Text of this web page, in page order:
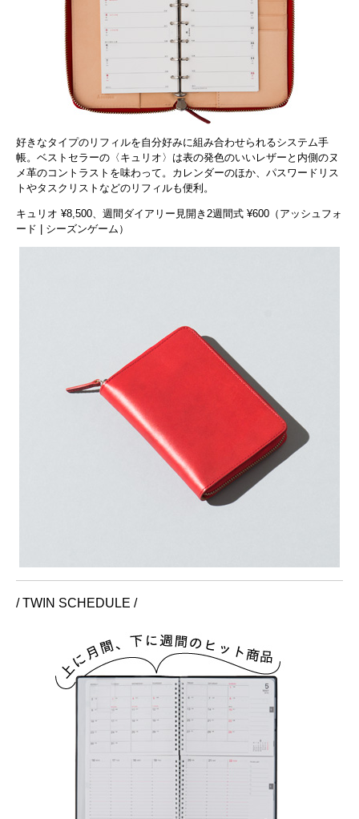
好きなタイプのリフィルを自分好みに組み合わせられるシステム手
帳。ベストセラーの〈キュリオ〉は表の発色のいいレザーと内側のヌ
メ革のコントラストを味わって。カレンダーのほか、パスワードリス
トやタスクリストなどのリフィルも便利。
キュリオ ¥8,500、週間ダイアリー見開き2週間式 ¥600（アッシュフォ
ード | シーズンゲーム）
/ TWIN SCHEDULE /